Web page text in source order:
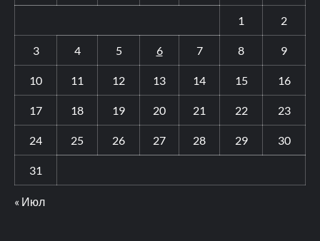
1 2
3 4 5 6 7 8 9
10 11 12 13 14 15 16
17 18 19 20 21 22 23
24 25 26 27 28 29 30
31
« Июл